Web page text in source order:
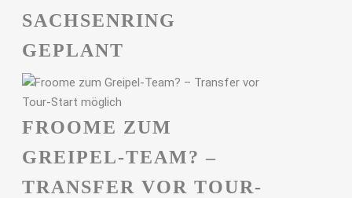
ACHSENRING G
EPLANT
FROOME ZUM
GREIPEL-TEAM? –
TRANSFER VOR TOUR-